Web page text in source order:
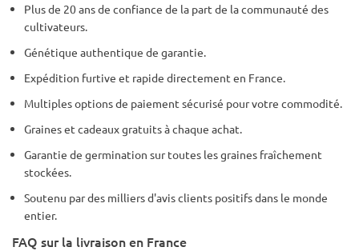
Plus de 20 ans de confiance de la part de la communauté des
cultivateurs.
Génétique authentique de garantie.
Expédition furtive et rapide directement en France.
Multiples options de paiement sécurisé pour votre commodité.
Graines et cadeaux gratuits à chaque achat.
Garantie de germination sur toutes les graines fraîchement
stockées.
Soutenu par des milliers d'avis clients positifs dans le monde
entier.
FAQ sur la livraison en France